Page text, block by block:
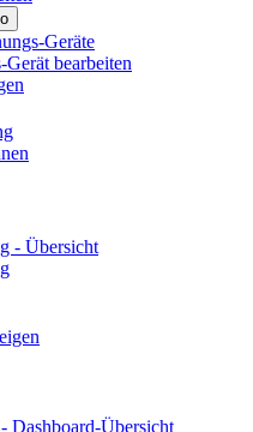
Geräte
Gerät bearbeiten
- Übersicht
Dashboard-Übersicht